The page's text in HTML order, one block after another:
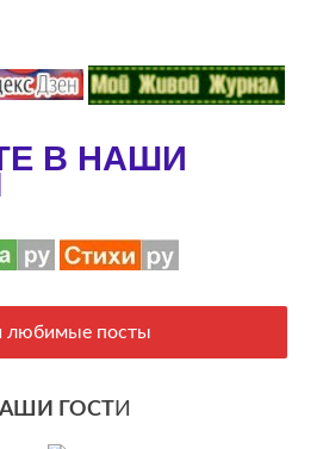
В НАШИ
любимые посты
ГОСТИ